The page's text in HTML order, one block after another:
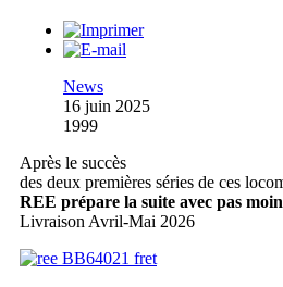
News
16 juin 2025
1999
Après le succès
des deux premières séries de ces
REE prépare la suite avec pas
Livraison Avril-Mai 2026